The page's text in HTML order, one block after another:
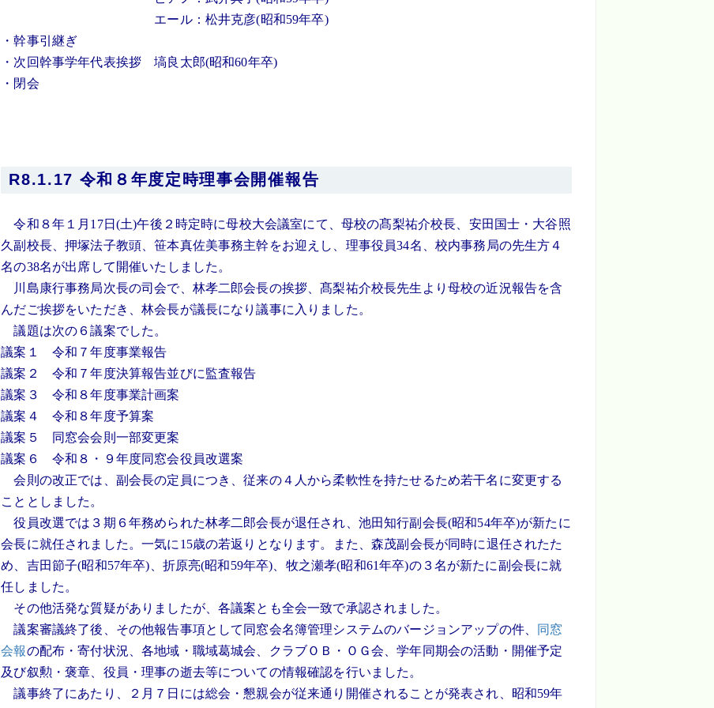
エール：松井克彦(昭和59年卒)
・幹事引継ぎ
・次回幹事学年代表挨拶 塙良太郎(昭和60年卒)
・閉会
R8.1.17 令和８年度定時理事会開催報告
令和８年１月17日(土)午後２時定時に母校大会議室にて、母校の髙梨祐介校長、安田国士・大谷照
久副校長、押塚法子教頭、笹本真佐美事務主幹をお迎えし、理事役員34名、校内事務局の先生方４
名の38名が出席して開催いたしました。
川島康行事務局次長の司会で、林孝二郎会長の挨拶、髙梨祐介校長先生より母校の近況報告を含
んだご挨拶をいただき、林会長が議長になり議事に入りました。
議題は次の６議案でした。
議案１ 令和７年度事業報告
議案２ 令和７年度決算報告並びに監査報告
議案３ 令和８年度事業計画案
議案４ 令和８年度予算案
議案５ 同窓会会則一部変更案
議案６ 令和８・９年度同窓会役員改選案
会則の改正では、副会長の定員につき、従来の４人から柔軟性を持たせるため若干名に変更する
こととしました。
役員改選では３期６年務められた林孝二郎会長が退任され、池田知行副会長(昭和54年卒)が新たに
会長に就任されました。一気に15歳の若返りとなります。また、森茂副会長が同時に退任されたた
め、吉田節子(昭和57年卒)、折原亮(昭和59年卒)、牧之瀬孝(昭和61年卒)の３名が新たに副会長に就
任しました。
その他活発な質疑がありましたが、各議案とも全会一致で承認されました。
議案審議終了後、その他報告事項として同窓会名簿管理システムのバージョンアップの件、
同窓
会報の配布・寄付状況、各地域・職域葛城会、クラブＯＢ・ＯＧ会、学年同期会の活動・開催予定
及び叙勲・褒章、役員・理事の逝去等についての情報確認を行いました。
議事終了にあたり、２月７日には総会・懇親会が従来通り開催されることが発表され、昭和59年